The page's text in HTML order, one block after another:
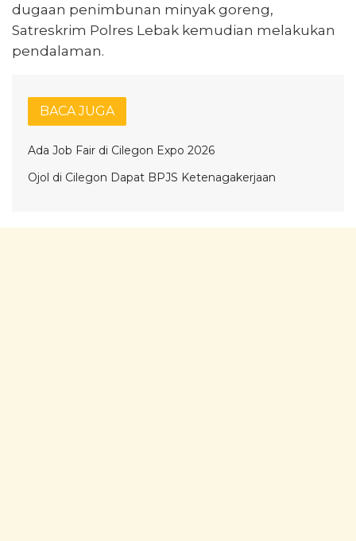
dugaan penimbunan minyak goreng,
Satreskrim Polres Lebak kemudian melakukan
pendalaman.
BACA JUGA
Ada Job Fair di Cilegon Expo 2026
Ojol di Cilegon Dapat BPJS Ketenagakerjaan